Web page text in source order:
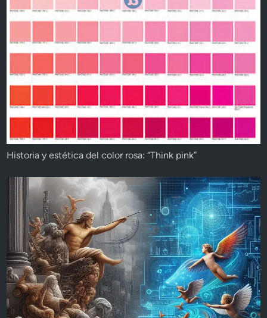
Historia y estética del color rosa: “Think pink”